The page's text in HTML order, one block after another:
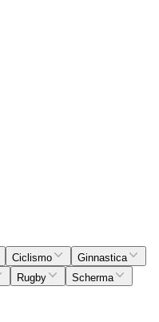
Ciclismo
Ginnastica
Rugby
Scherma